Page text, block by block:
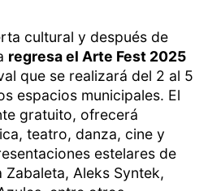
cultural y después de
regresa el Arte Fest 2025
que se realizará del 2 al 5
espacios municipales. El
gratuito, ofrecerá
teatro, danza, cine y
estelares de
Aleks Syntek,